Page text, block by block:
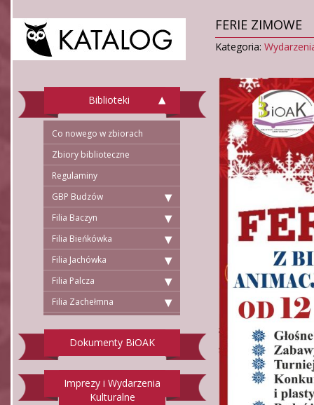
Biblioteki
Co nowego w zbiorach
Zbiory biblioteczne
Regulaminy
GBP Budzów
Filia Baczyn
Filia Bieńkówka
Filia Jachówka
Filia Palcza
Filia Zachełmna
Dokumenty BiOAK
Imprezy i Wydarzenia
Kulturalne
FERIE ZIMOWE
Kategoria: